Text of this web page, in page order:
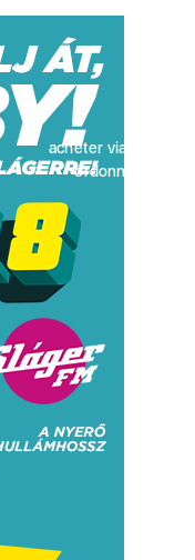
acheter viagra sans
ordonnance